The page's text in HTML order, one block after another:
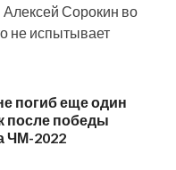
Алексей Сорокин во
не испытывает
погиб еще один
после победы
ЧМ-2022